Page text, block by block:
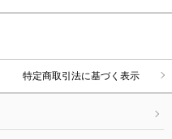
特定商取引法に基づく表示